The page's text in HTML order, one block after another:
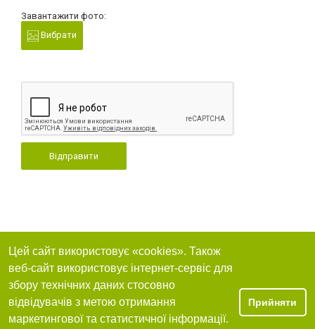
Завантажити фото:
Вибрати
Відправити
Цей сайт використовує «cookies». Також
веб-сайт використовує інтернет-сервіс для
збору технічних даних стосовно
відвідувачів з метою отримання
маркетингової та статистичної інформації.
Прийняти